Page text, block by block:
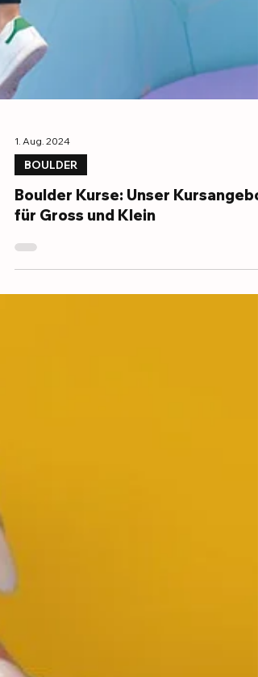
1. Aug. 2024
BOULDER
Boulder Kurse: Unser
für Gross und Klein